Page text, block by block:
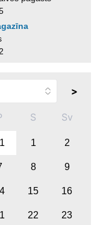
>
S Sv
1 2
8 9
15 16
22 23